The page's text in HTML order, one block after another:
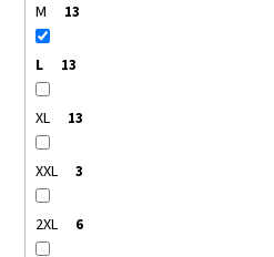
M 13
L 13
XL 13
XXL 3
2XL 6